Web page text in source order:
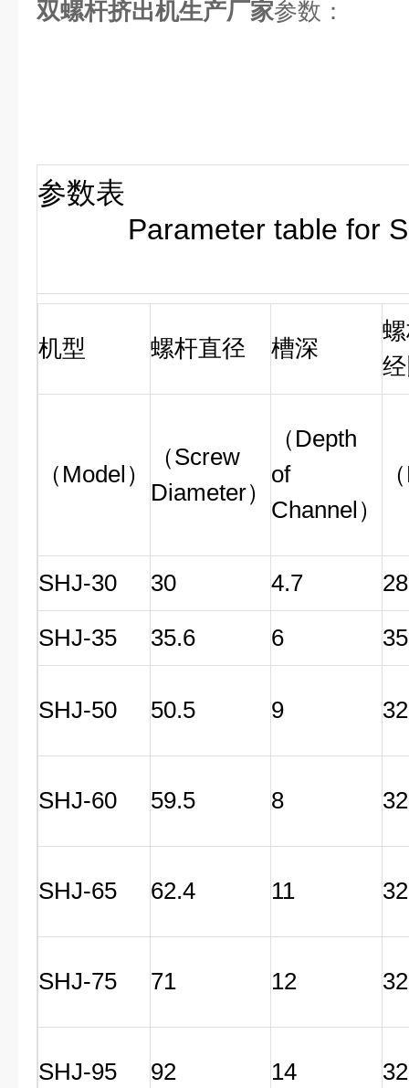
双螺杆挤出机生产厂家参数：
参数表
Parameter table for
机型 螺杆直径 槽深
（Model）
（Screw
Diameter）
（Depth
of
Channel）
SHJ-30 30 4.7
SHJ-35
35.6 6
SHJ-50 50.5 9
SHJ-60 59.5 8
SHJ-65 62.4 11
SHJ-75 71 12
SHJ-95 92 14